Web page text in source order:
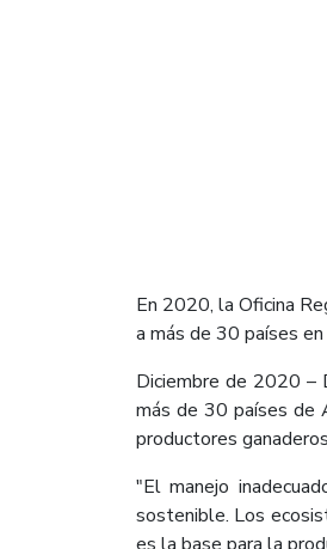
En 2020, la Oficina
a más de 30 países
Diciembre de 2020 –
más de 30 países de
productores
"El manejo
sostenible. Los